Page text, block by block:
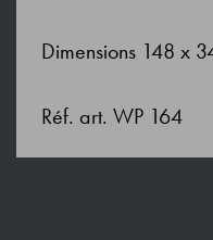
Dimensions 148 x
Réf. art. WP 164